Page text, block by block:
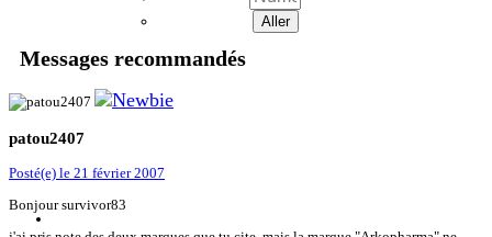
Messages recommandés
patou2407
Posté(e) le 21 février 2007
Bonjour survivor83